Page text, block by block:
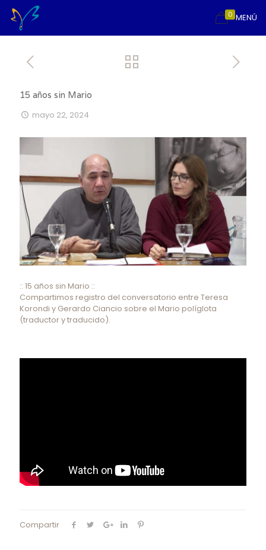
MENÚ
0
15 años sin Mario
mayo 22, 2024
:: 15 años sin Mario ::
Compartimos registro del conversatorio entre Teresa
Korondi y Gerardo Ciancio sobre el Mario políglota
(traductor y traducido).
Compartir